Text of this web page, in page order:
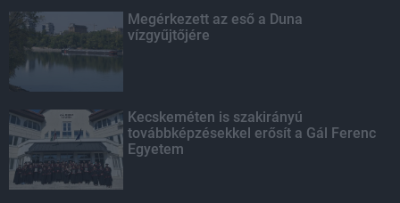
Megérkezett az eső a Duna
vízgyűjtőjére
Kecskeméten is szakirányú
továbbképzésekkel erősít a Gál Ferenc
Egyetem